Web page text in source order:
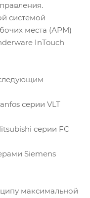
системой
места (АРМ)
InTouch
серии VLT
серии FC
Siemens
максимальной